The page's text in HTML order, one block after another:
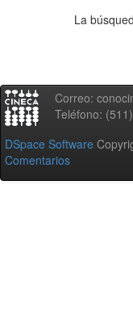
La
Correo:
Teléfono:
DSpace Software
Comentarios